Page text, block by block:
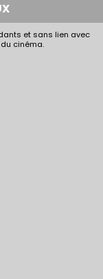
et sans lien avec
cinéma.